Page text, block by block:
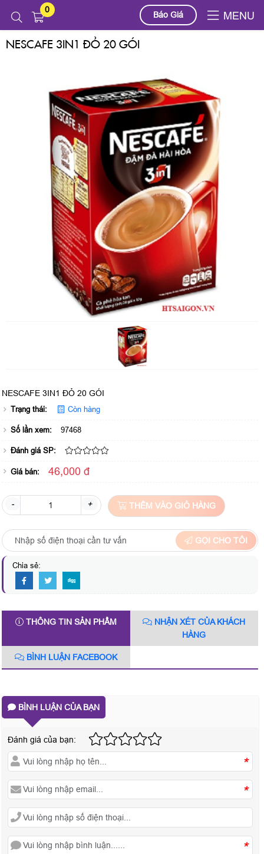
0
Báo Giá MENU
Sản phẩm NESCAFE 3IN1 ĐỎ 20 GÓI
NESCAFE 3IN1 ĐỎ 20 GÓI
NESCAFE 3IN1 ĐỎ 20 GÓI
Trạng thái: Còn hàng
Số lần xem: 97468
Đánh giá SP:
Giá bán: 46,000 đ
- + THÊM VÀO GIỎ HÀNG
GỌI CHO TÔI
Chia sẻ:
THÔNG TIN SẢN PHẨM
NHẬN XÉT CỦA KHÁCH
HÀNG
BÌNH LUẬN FACEBOOK
BÌNH LUẬN CỦA BẠN
Đánh giá của bạn:
*
*
*